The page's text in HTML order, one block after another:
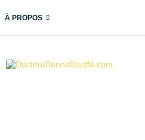
À PROPOS